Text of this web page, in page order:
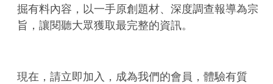
掘有料內容，以一手原創題材、深度調查報導為宗
旨，讓閱聽大眾獲取最完整的資訊。
現在，請立即加入，成為我們的會員，體驗有質